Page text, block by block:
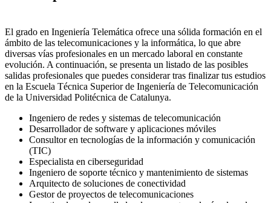
El grado en Ingeniería Telemática ofrece una sólida formación en el
ámbito de las telecomunicaciones y la informática, lo que abre
diversas vías profesionales en un mercado laboral en constante
evolución. A continuación, se presenta un listado de las posibles
salidas profesionales que puedes considerar tras finalizar tus estudios
en la Escuela Técnica Superior de Ingeniería de Telecomunicación
de la Universidad Politécnica de Catalunya.
Ingeniero de redes y sistemas de telecomunicación
Desarrollador de software y aplicaciones móviles
Consultor en tecnologías de la información y comunicación
(TIC)
Especialista en ciberseguridad
Ingeniero de soporte técnico y mantenimiento de sistemas
Arquitecto de soluciones de conectividad
Gestor de proyectos de telecomunicaciones